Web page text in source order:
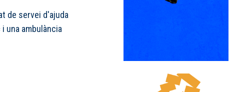
de servei d'ajuda
una ambulància